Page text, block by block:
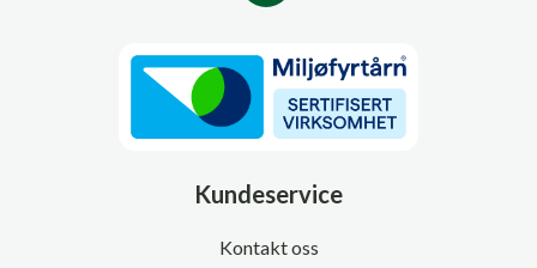
Kundeservice
Kontakt oss